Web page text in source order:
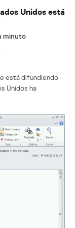
Unidos está
minuto
está difundiendo
Unidos ha